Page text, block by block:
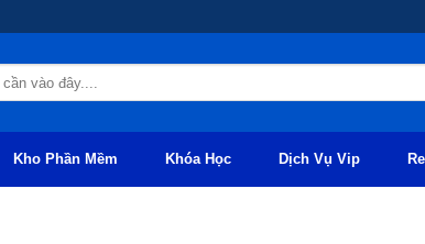
Kho Phần Mềm Khóa Học Dịch Vụ Vip